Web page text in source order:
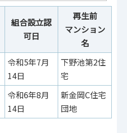
組合設立認
可日
再生前
マンション
名
令和5年7月
14日
下野池第2住
宅
令和6年8月
14日
新金岡C住宅
団地